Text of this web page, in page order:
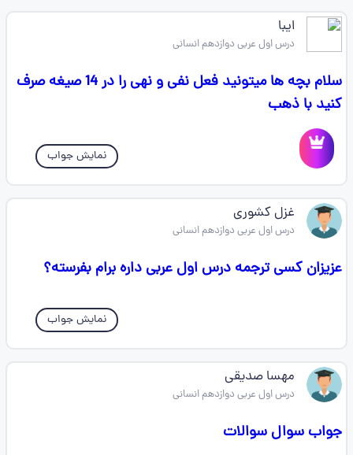
ایبا
درس اول عربی دوازدهم انسانی
سلام بچه ها میتونید فعل نفی و نهی را در 14 صیغه‌ صرف
کنید با ذهب
نمایش جواب
غزل کشوری
درس اول عربی دوازدهم انسانی
عزیزان کسی ترجمه درس اول عربی داره برام بفرسته؟
نمایش جواب
مهسا صدیقی
درس اول عربی دوازدهم انسانی
جواب سوال سوالات